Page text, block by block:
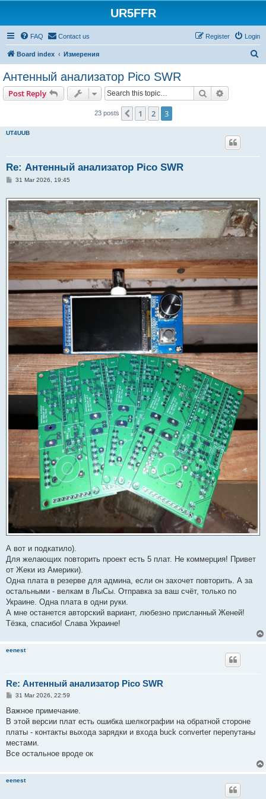
UR5FFR
FAQ Contact us Login
Register
Board index Измерения
Антенный анализатор Pico SWR
Post Reply Search
23 posts Previous
1 2 3
UT4UUB
Re: Антенный анализатор Pico SWR
P
t
31 Mar 2026, 19:45
А вот и подкатило).
Для желающих повторить проект есть 5 плат. Не коммерция! Привет
от Жеки из Америки).
Одна плата в резерве для админа, если он захочет повторить. А за
остальными - велкам в ЛыСы. Отправка за ваш счёт, только по
Украине. Одна плата в одни руки.
А мне останется авторский вариант, любезно присланный Женей!
Тёзка, спасибо! Слава Украине!
eenest
Re: Антенный анализатор Pico SWR
P
s
31 Mar 2026, 22:59
Важное примечание.
В этой версии плат есть ошибка шелкографии на обратной стороне
платы - контакты выхода зарядки и входа buck converter перепутаны
местами.
Все остальное вроде ок
eenest